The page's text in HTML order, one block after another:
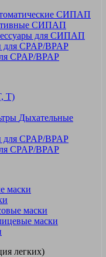
СИПАП
СИПАП
для СИПАП
CPAP/BPAP
T)
Дыхательные
CPAP/BPAP
маски
маски
маски
легких)